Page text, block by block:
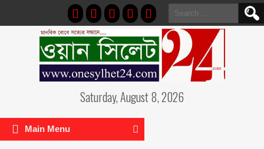
Search
for:
Saturday, August 8, 2026
Main Menu